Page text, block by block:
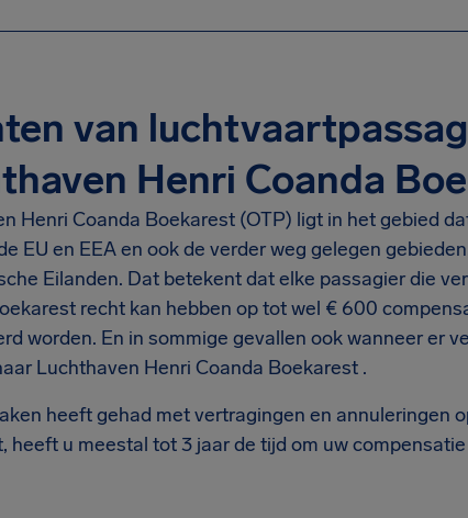
van
Henri Coanda
Henri Coanda Boekarest (OTP) ligt in het gebied
EU en EEA en ook de verder weg gelegen
Eilanden. Dat betekent dat elke passagier die
recht kan hebben op tot wel € 600
worden. En in sommige gevallen ook wanneer er
Luchthaven Henri Coanda Boekarest .
heeft gehad met vertragingen en annuleringen
heeft u meestal tot 3 jaar de tijd om uw